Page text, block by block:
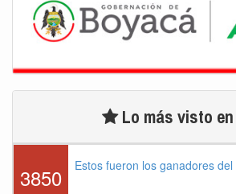
Lo más visto en
3850 Estos fueron los ganadores